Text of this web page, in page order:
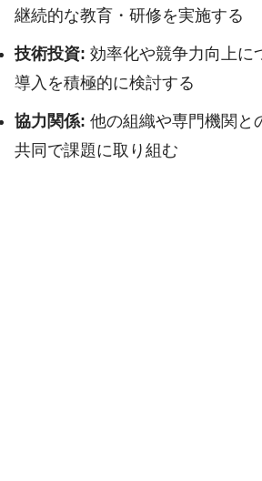
継続的な教育・研修を実施する
技術投資: 効率化や競争力向上に
導入を積極的に検討する
協力関係: 他の組織や専門機関と
共同で課題に取り組む